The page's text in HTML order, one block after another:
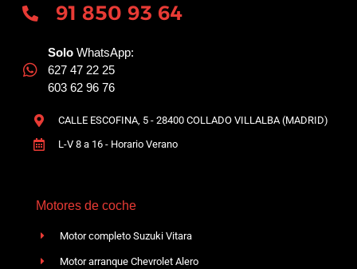
91 850 93 64
Solo WhatsApp:
627 47 22 25
603 62 96 76
CALLE ESCOFINA, 5 - 28400 COLLADO VILLALBA (MADRID)
L-V 8 a 16 - Horario Verano
Motores de coche
Motor completo Suzuki Vitara
Motor arranque Chevrolet Alero